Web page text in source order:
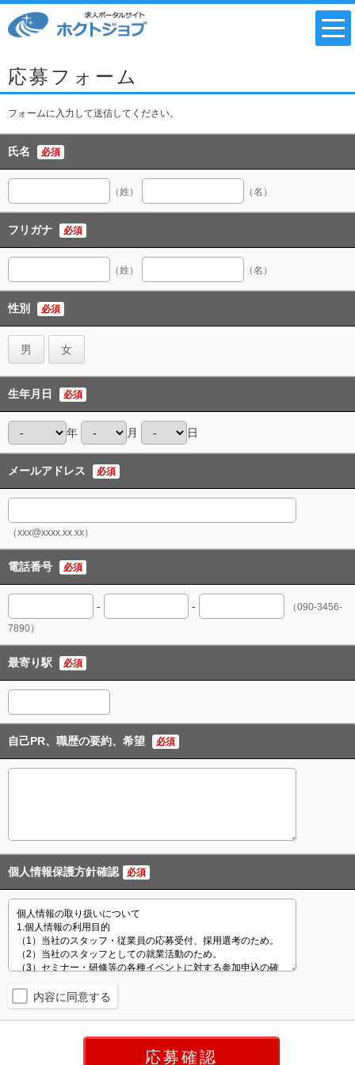
応募フォーム
フォームに入力して送信してください。
氏名 必須
（姓） （名）
フリガナ 必須
（姓） （名）
性別 必須
男 女
生年月日 必須
年 月 日
メールアドレス 必須
（xxx@xxxx.xx.xx）
電話番号 必須
- -
（090-3456-
7890）
最寄り駅 必須
自己PR、職歴の要約、希望 必須
個人情報保護方針確認 必須
内容に同意する